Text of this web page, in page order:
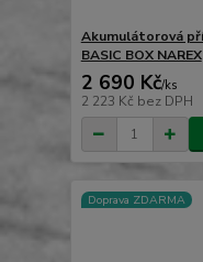
Akumulátorová
BASIC BOX NAREX
2 690 Kč/ks
2 223 Kč bez DPH
Doprava ZDARMA